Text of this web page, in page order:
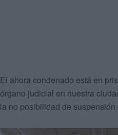
El ahora condenado está en
órgano judicial en nuestra
la no posibilidad de suspensión